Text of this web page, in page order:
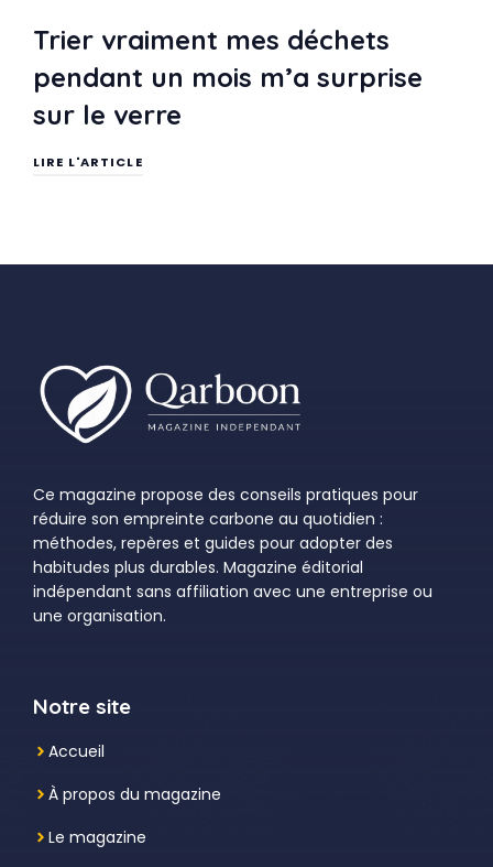
Trier vraiment mes déchets
pendant un mois m’a surprise
sur le verre
LIRE L'ARTICLE
Ce magazine propose des conseils pratiques pour
réduire son empreinte carbone au quotidien :
méthodes, repères et guides pour adopter des
habitudes plus durables. Magazine éditorial
indépendant sans affiliation avec une entreprise ou
une organisation.
Notre site
Accueil
À propos du magazine
Le magazine